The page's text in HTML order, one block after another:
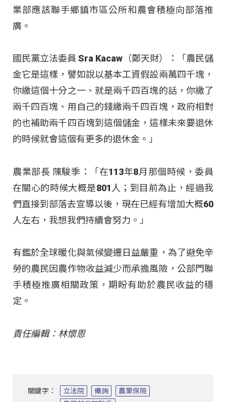
業部應該聯手鄉鎮市區公所和農會積極向部落推
廣。
國民黨立法委員 Sra Kacaw（鄭天財）：「農民儲
金它是這樣，譬如說以基本工資假設兩萬四千塊，
你繳這個十分之一、就是兩千四百塊的話，你繳了
兩千四百塊、用自己的錢繳兩千四百塊，政府相對
的也補助兩千四百塊到這個儲金，這樣未來要退休
的時候就會這個有更多的退休金。」
農業部長 陳駿季：「在113年8月那個時候，委員
在關心的時候大概是801人；到目前為止，經過我
們直接到部落去宣導以後，現在已經有增加大概60
人左右，我想我們持續會努力。」
有鑑於全球暖化與氣候變遷日益嚴重，為了避免辛
勞的農民因農作物收益減少而承擔風險，公部門聯
手積極推廣相關政策，期盼有助於農民收益的穩
定。
責任編輯：林懷恩
關鍵字： 立法院 備詢
農業保險